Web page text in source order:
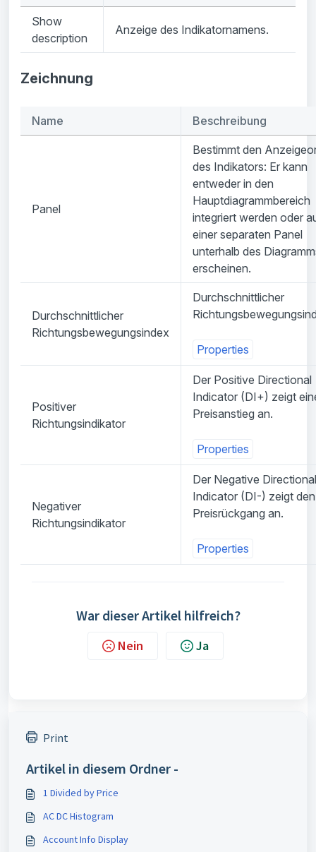
Show
description
Anzeige des Indikatornamens.
Zeichnung
Name Beschreibung
Panel
Bestimmt den
des Indikators: Er kann
entweder in den
Hauptdiagrammbereich
integriert werden oder
einer separaten Panel
unterhalb des
erscheinen.
Durchschnittlicher
Richtungsbewegungsindex
Durchschnittlicher
Properties
Positiver
Richtungsindikator
Der Positive Directional
Indicator (DI+) zeigt
Preisanstieg an.
Properties
Negativer
Richtungsindikator
Der Negative Directional
Indicator (DI-) zeigt den
Preisrückgang an.
Properties
War dieser Artikel hilfreich?
Nein Ja
Print
Artikel in diesem Ordner -
1 Divided by Price
AC DC Histogram
Account Info Display